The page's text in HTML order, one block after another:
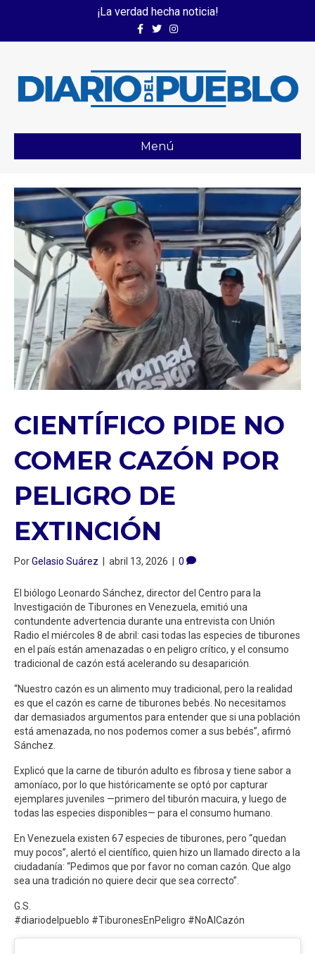
¡La verdad hecha noticia!
FacebookTwitterInstagram
Menú
CIENTÍFICO PIDE NO
COMER CAZÓN POR
PELIGRO DE
EXTINCIÓN
PorGelasio Suárez abril 13, 2026 0
El biólogo Leonardo Sánchez, director del Centro para la
Investigación de Tiburones en Venezuela, emitió una
contundente advertencia durante una entrevista con Unión
Radio el miércoles 8 de abril: casi todas las especies de tiburones
en el país están amenazadas o en peligro crítico, y el consumo
tradicional de cazón está acelerando su desaparición.
“Nuestro cazón es un alimento muy tradicional, pero la realidad
es que el cazón es carne de tiburones bebés. No necesitamos
dar demasiados argumentos para entender que si una población
está amenazada, no nos podemos comer a sus bebés”, afirmó
Sánchez.
Explicó que la carne de tiburón adulto es fibrosa y tiene sabor a
amoníaco, por lo que históricamente se optó por capturar
ejemplares juveniles —primero del tiburón macuira, y luego de
todas las especies disponibles— para el consumo humano.
En Venezuela existen 67 especies de tiburones, pero “quedan
muy pocos”, alertó el científico, quien hizo un llamado directo a la
ciudadanía: “Pedimos que por favor no coman cazón. Que algo
sea una tradición no quiere decir que sea correcto”.
G.S.
#diariodelpueblo #TiburonesEnPeligro #NoAlCazón